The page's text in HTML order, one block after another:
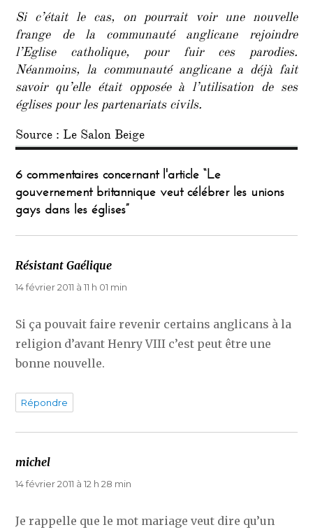
Si c’était le cas, on pourrait voir une nouvelle
frange de la communauté anglicane rejoindre
l’Eglise catholique, pour fuir ces parodies.
Néanmoins, la communauté anglicane a déjà fait
savoir qu’elle était opposée à l’utilisation de ses
églises pour les partenariats civils.
Source : Le Salon Beige
6 commentaires concernant l'article “Le
gouvernement britannique veut célébrer les unions
gays dans les églises”
Résistant Gaélique
14 février 2011 à 11 h 01 min
Si ça pouvait faire revenir certains anglicans à la
religion d’avant Henry VIII c’est peut être une
bonne nouvelle.
Répondre
michel
14 février 2011 à 12 h 28 min
Je rappelle que le mot mariage veut dire qu’un